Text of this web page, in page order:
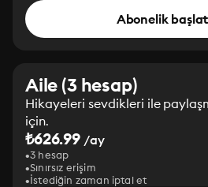
Abonelik başlat
Aile (3 hesap)
Hikayeleri sevdikleri ile
için.
₺626.99 /ay
3 hesap
Sınırsız erişim
İstediğin zaman iptal et